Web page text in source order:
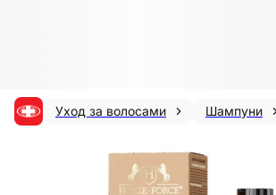
Уход за волосами Шампуни